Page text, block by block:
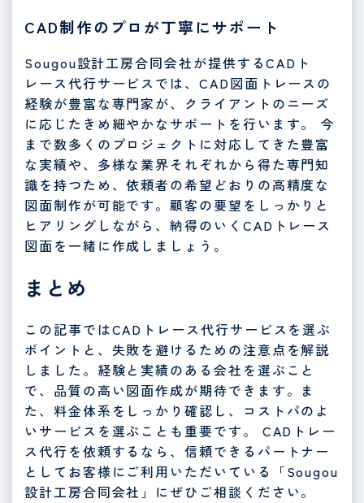
CAD制作のプロが丁寧にサポート
Sougou設計工房合同会社が提供するCADト
レース代行サービスでは、CAD図面トレースの
経験が豊富な専門家が、クライアントのニーズ
に応じたきめ細やかなサポートを行います。 今
まで数多くのプロジェクトに対応してきた豊富
な実績や、多様な業界それぞれから得た専門知
識を持つため、依頼者の希望どおりの高精度な
図面制作が可能です。顧客の要望をしっかりと
ヒアリングしながら、納得のいくCADトレース
図面を一緒に作成しましょう。
まとめ
この記事ではCADトレース代行サービスを選ぶ
ポイントと、失敗を避けるための注意点を解説
しました。経験と実績のある会社を選ぶこと
で、品質の高い図面作成が期待できます。ま
た、料金体系をしっかり確認し、コストパのよ
いサービスを選ぶことも重要です。 CADトレー
ス代行を依頼するなら、信頼できるパートナー
としてお客様にご利用いただいている「Sougou
設計工房合同会社」にぜひご相談ください。